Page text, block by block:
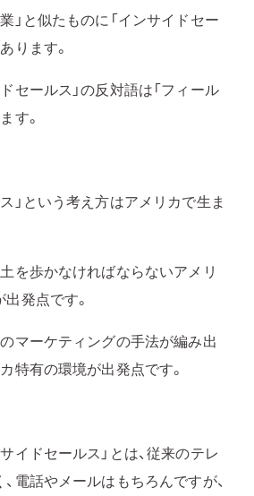
」と似たものに「インサイドセー
ります。
セールス」の反対語は「フィール
す。
」という考え方はアメリカで生ま
を歩かなければならないアメリ
発点です。
マーケティングの手法が編み出
特有の環境が出発点です。
イドセールス」とは、従来のテレ
電話やメールはもちろんですが、